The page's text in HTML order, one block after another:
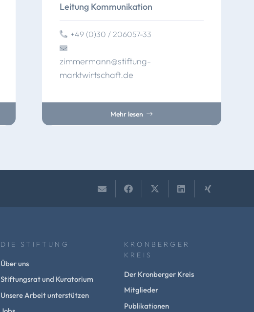
Leitung Kommunikation
+49 (0)30 / 206057-33
zimmermann@stiftung-
marktwirtschaft.de
Mehr lesen
DIE STIFTUNG
Über uns
Stiftungsrat und Kuratorium
Unsere Arbeit unterstützen
KRONBERGER
KREIS
Der Kronberger Kreis
Mitglieder
Publikationen